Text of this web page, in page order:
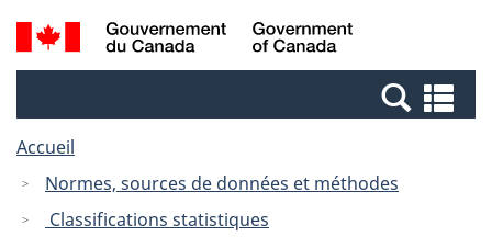
Passer
au
Passer
à
Canada
Recherche
et
et
Accueil
Normes, sources de données et méthodes
Classifications statistiques